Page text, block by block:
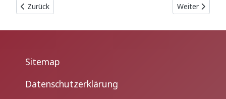
Vorheriger Beitrag: Müntzer tanzt
Zurück Nächster
Weiter
Sitemap
Datenschutzerklärung